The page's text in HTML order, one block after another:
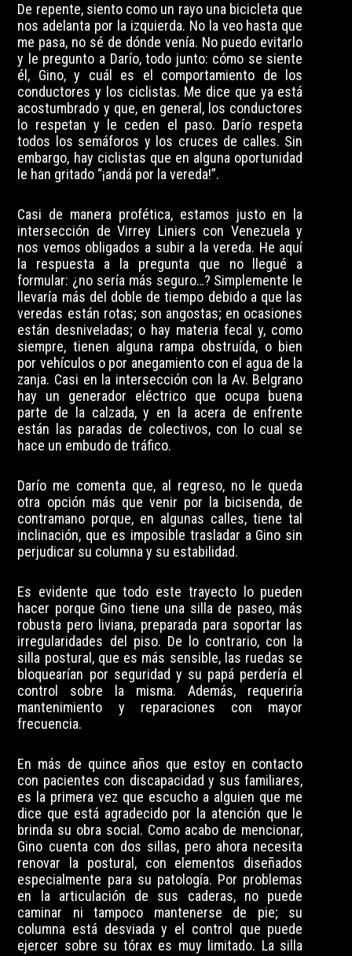
De repente, siento como un rayo una bicicleta que
nos adelanta por la izquierda. No la veo hasta que
me pasa, no sé de dónde venía. No puedo evitarlo
y le pregunto a Darío, todo junto: cómo se siente
él, Gino, y cuál es el comportamiento de los
conductores y los ciclistas. Me dice que ya está
acostumbrado y que, en general, los conductores
lo respetan y le ceden el paso. Darío respeta
todos los semáforos y los cruces de calles. Sin
embargo, hay ciclistas que en alguna oportunidad
le han gritado “¡andá por la vereda!”.
Casi de manera profética, estamos justo en la
intersección de Virrey Liniers con Venezuela y
nos vemos obligados a subir a la vereda. He aquí
la respuesta a la pregunta que no llegué a
formular: ¿no sería más seguro…? Simplemente le
llevaría más del doble de tiempo debido a que las
veredas están rotas; son angostas; en ocasiones
están desniveladas; o hay materia fecal y, como
siempre, tienen alguna rampa obstruída, o bien
por vehículos o por anegamiento con el agua de la
zanja. Casi en la intersección con la Av. Belgrano
hay un generador eléctrico que ocupa buena
parte de la calzada, y en la acera de enfrente
están las paradas de colectivos, con lo cual se
hace un embudo de tráfico.
Darío me comenta que, al regreso, no le queda
otra opción más que venir por la bicisenda, de
contramano porque, en algunas calles, tiene tal
inclinación, que es imposible trasladar a Gino sin
perjudicar su columna y su estabilidad.
Es evidente que todo este trayecto lo pueden
hacer porque Gino tiene una silla de paseo, más
robusta pero liviana, preparada para soportar las
irregularidades del piso. De lo contrario, con la
silla postural, que es más sensible, las ruedas se
bloquearían por seguridad y su papá perdería el
control sobre la misma. Además, requeriría
mantenimiento y reparaciones con mayor
frecuencia.
En más de quince años que estoy en contacto
con pacientes con discapacidad y sus familiares,
es la primera vez que escucho a alguien que me
dice que está agradecido por la atención que le
brinda su obra social. Como acabo de mencionar,
Gino cuenta con dos sillas, pero ahora necesita
renovar la postural, con elementos diseñados
especialmente para su patología. Por problemas
en la articulación de sus caderas, no puede
caminar ni tampoco mantenerse de pie; su
columna está desviada y el control que puede
ejercer sobre su tórax es muy limitado. La silla